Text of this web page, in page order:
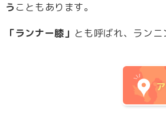
う こともあります。
「ランナー膝」 とも呼ばれ、ラン